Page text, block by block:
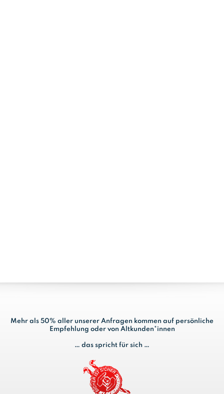
Mehr als 50% aller unserer Anfragen kommen auf persönliche
Empfehlung oder von Altkunden*innen
… das spricht für sich …